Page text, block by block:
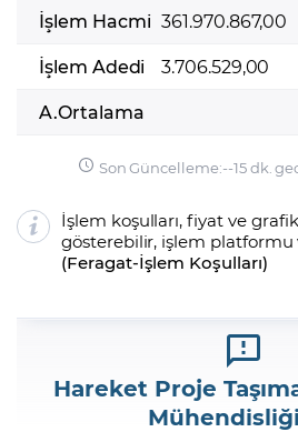
İşlem Hacmi 361.970.867,00
İşlem Adedi
3.706.529,00
A.Ortalama
Son Güncelleme:--15 dk.
İşlem koşulları, fiyat ve
gösterebilir, işlem platformu
(Feragat-İşlem Koşulları)
Hareket Proje